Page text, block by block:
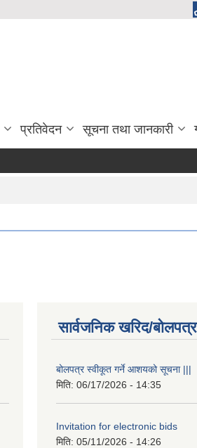
प्रतिवेदन सूचना तथा जानकारी
सार्वजनिक खरिद/
बोलपत्र स्वीकूत गर्ने आशयको सूचना |||
मिति: 06/17/2026 - 14:35
Invitation for electronic bids
मिति: 05/11/2026 - 14:26